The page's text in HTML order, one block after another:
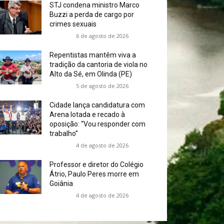
STJ condena ministro Marco
Buzzi a perda de cargo por
crimes sexuais
6 de agosto de 2026
Repentistas mantêm viva a
tradição da cantoria de viola no
Alto da Sé, em Olinda (PE)
5 de agosto de 2026
Cidade lança candidatura com
Arena lotada e recado à
oposição: “Vou responder com
trabalho”
4 de agosto de 2026
Professor e diretor do Colégio
Átrio, Paulo Peres morre em
Goiânia
4 de agosto de 2026